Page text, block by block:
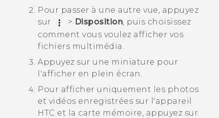
Pour passer à une autre vue, appuyez
sur
> Disposition, puis choisissez
comment vous voulez afficher vos
fichiers multimédia.
Appuyez sur une miniature pour
l'afficher en plein écran.
Pour afficher uniquement les photos
et vidéos enregistrées sur l'appareil
HTC et la carte mémoire, appuyez sur